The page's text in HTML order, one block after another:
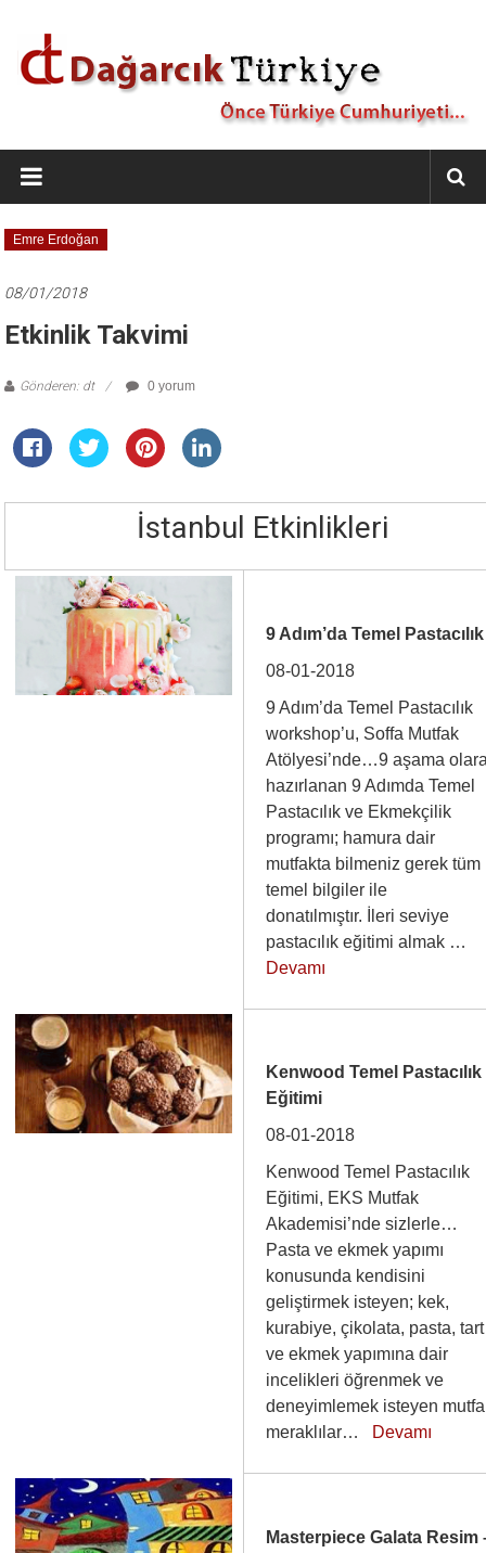
Dağarcık
Türkiye
Önce
Türkiye
Emre Erdoğan
08/01/2018
Etkinlik Takvimi
Gönderen: dt 0 yorum
İstanbul Etkinlikleri
9 Adım’da Temel Pastacılık
08-01-2018
9 Adım’da Temel Pastacılık
workshop’u, Soffa Mutfak
Atölyesi’nde…9 aşama
hazırlanan 9 Adımda Temel
Pastacılık ve Ekmekçilik
programı; hamura dair
mutfakta bilmeniz gerek tüm
temel bilgiler ile
donatılmıştır. İleri seviye
pastacılık eğitimi almak …
Devamı
Kenwood Temel Pastacılık
Eğitimi
08-01-2018
Kenwood Temel Pastacılık
Eğitimi, EKS Mutfak
Akademisi’nde sizlerle…
Pasta ve ekmek yapımı
konusunda kendisini
geliştirmek isteyen; kek,
kurabiye, çikolata, pasta, tart
ve ekmek yapımına dair
incelikleri öğrenmek ve
deneyimlemek isteyen
meraklılar… Devamı
Masterpiece Galata Resim